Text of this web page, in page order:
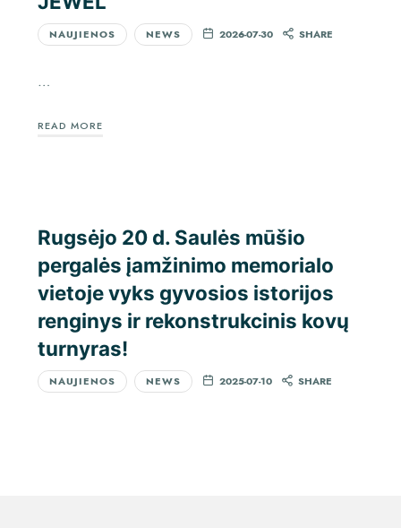
NAUJIENOS NEWS 2026-07-30 SHARE
…
READ MORE
Rugsėjo 20 d. Saulės mūšio
pergalės įamžinimo memorialo
vietoje vyks gyvosios istorijos
renginys ir rekonstrukcinis kovų
turnyras!
NAUJIENOS NEWS 2025-07-10 SHARE